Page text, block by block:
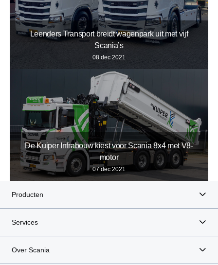
Leenders Transport breidt wagenpark uit met vijf
Scania’s
08 dec 2021
De Kuiper Infrabouw kiest voor Scania 8x4 met V8-
motor
07 dec 2021
Producten
Services
Over Scania